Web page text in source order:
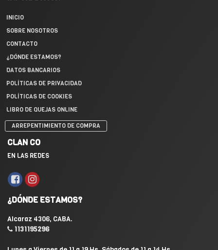
INICIO
SOBRE NOSOTROS
CONTACTO
¿DÓNDE ESTAMOS?
DATOS BANCARIOS
POLÍTICAS DE PRIVACIDAD
POLÍTICAS DE COOKIES
LIBRO DE QUEJAS ONLINE
ARREPENTIMIENTO DE COMPRA
CLAN CO
EN LAS REDES
¿DÓNDE ESTAMOS?
Alcaraz 4306, CABA.
1131195296